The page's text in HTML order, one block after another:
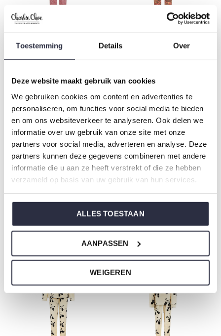
Toestemming Details Over
Deze website maakt gebruik van cookies
We gebruiken cookies om content en advertenties te
personaliseren, om functies voor social media te bieden
en om ons websiteverkeer te analyseren. Ook delen we
informatie over uw gebruik van onze site met onze
partners voor social media, adverteren en analyse. Deze
partners kunnen deze gegevens combineren met andere
informatie die u aan ze heeft verstrekt of die ze hebben
verzameld op basis van uw gebruik van hun services.
ALLES TOESTAAN
AANPASSEN
WEIGEREN
Charlie Choe Meisjes
€14,99
€29,99
Charlie Choe Dames
€19,99 €39,99
-50%
Charlie Choe Dames
€14,99 €29,99
-50%
Charlie Choe Meisjes
€17,49 €34,99